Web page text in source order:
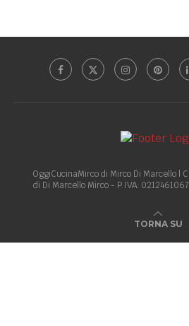
OggiCucinaMirco di Mirco Di Marcello |
di Di Marcello Mirco - P.IVA:
TORNA SU